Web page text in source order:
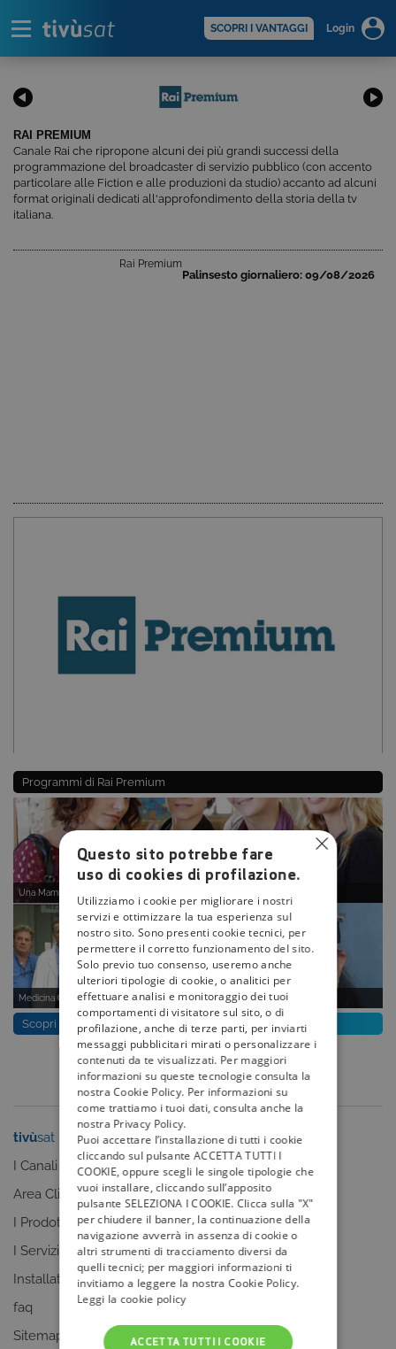
SCOPRI I VANTAGGI Login
RAI PREMIUM
Canale Rai che ripropone alcuni dei più grandi successi della
programmazione del broadcaster di servizio pubblico (con accento
particolare alle Fiction e alle produzioni da studio) accanto ad alcuni
format originali dedicati all'approfondimento della storia della tv
italiana.
Rai Premium
Palinsesto giornaliero: 09/08/2026
Programmi di Rai Premium
Una Mamma Imperfetta
Medicina Generale 2 Betty La Fea
Scopri tutti i programmi di Rai Premium
tivùsat
I Canali
Area Clienti
I Prodotti
I Servizi
Installatori
faq
Sitemap
tivùla guida
I programmi
I canali
La Guida +
faq
Sitemap
Questo sito potrebbe fare
uso di cookies di profilazione.
Utilizziamo i cookie per migliorare i nostri
servizi e ottimizzare la tua esperienza sul
nostro sito. Sono presenti cookie tecnici, per
permettere il corretto funzionamento del sito.
Solo previo tuo consenso, useremo anche
ulteriori tipologie di cookie, o analitici per
effettuare analisi e monitoraggio dei tuoi
comportamenti di visitatore sul sito, o di
profilazione, anche di terze parti, per inviarti
messaggi pubblicitari mirati o personalizzare i
contenuti da te visualizzati. Per maggiori
informazioni su queste tecnologie consulta la
nostra Cookie Policy. Per informazioni su
come trattiamo i tuoi dati, consulta anche la
nostra Privacy Policy.
Puoi accettare l’installazione di tutti i cookie
cliccando sul pulsante ACCETTA TUTTI I
COOKIE, oppure scegli le singole tipologie che
vuoi installare, cliccando sull’apposito
pulsante SELEZIONA I COOKIE. Clicca sulla "X"
per chiudere il banner, la continuazione della
navigazione avverrà in assenza di cookie o
altri strumenti di tracciamento diversi da
quelli tecnici; per maggiori informazioni ti
invitiamo a leggere la nostra Cookie Policy.
Leggi la cookie policy
ACCETTA TUTTI I COOKIE